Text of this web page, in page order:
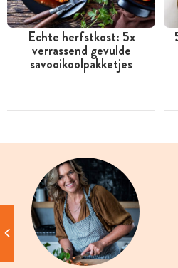
Echte herfstkost: 5x
verrassend gevulde
savooikoolpakketjes